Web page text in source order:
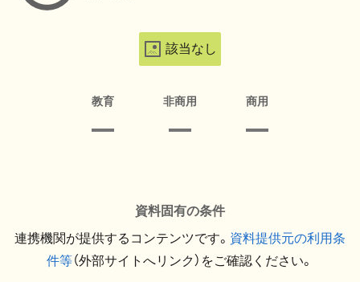
該当なし
教育 非商用 商用
資料固有の条件
連携機関が提供するコンテンツです。 資料提供元の利用条
件等（外部サイトへリンク）をご確認ください。